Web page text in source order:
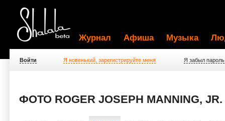
Журнал Афиша Музыка
Войти Я новенький, зарегистрируйте меня Я забыл пароль
ФОТО ROGER JOSEPH MANNING, JR.